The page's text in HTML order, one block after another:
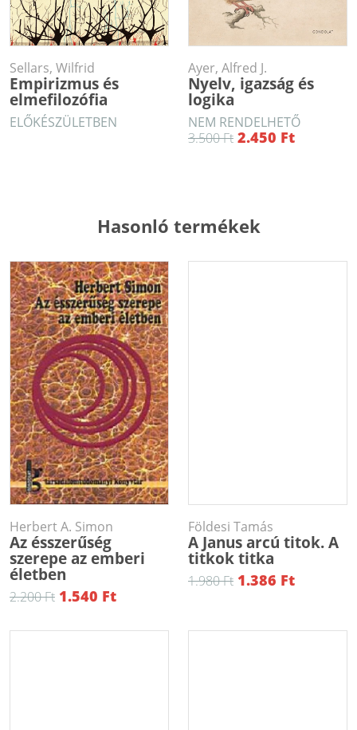
Sellars, Wilfrid
Empirizmus és
elmefilozófia
ELŐKÉSZÜLETBEN
Ayer, Alfred J.
Nyelv, igazság és
logika
NEM RENDELHETŐ
3.500 Ft 2.450 Ft
Hasonló termékek
Herbert A. Simon
Az ésszerűség
szerepe az emberi
életben
2.200 Ft 1.540 Ft
Földesi Tamás
A Janus arcú titok. A
titkok titka
1.980 Ft 1.386 Ft